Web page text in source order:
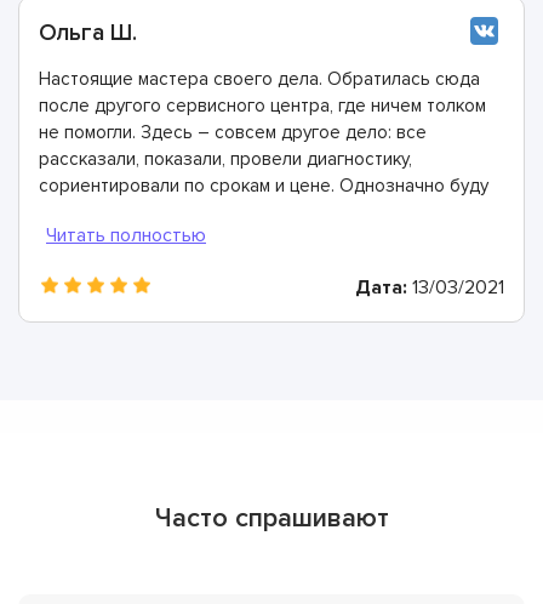
Ольга Ш.
Настоящие мастера своего дела. Обратилась сюда
после другого сервисного центра, где ничем толком
не помогли. Здесь – совсем другое дело: все
рассказали, показали, провели диагностику,
сориентировали по срокам и цене. Однозначно буду
Дата: 13/03/2021
Часто спрашивают